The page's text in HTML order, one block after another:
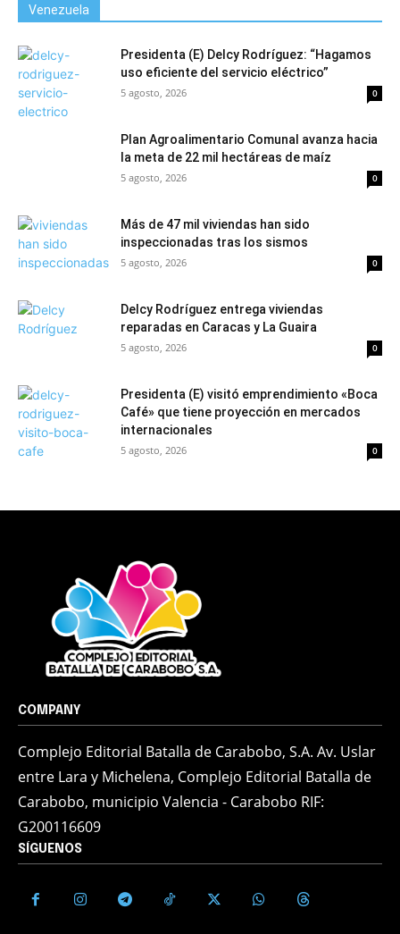
Venezuela
Presidenta (E) Delcy Rodríguez: “Hagamos
uso eficiente del servicio eléctrico”
5 agosto, 2026 0
Plan Agroalimentario Comunal avanza hacia
la meta de 22 mil hectáreas de maíz
5 agosto, 2026 0
Más de 47 mil viviendas han sido
inspeccionadas tras los sismos
5 agosto, 2026 0
Delcy Rodríguez entrega viviendas
reparadas en Caracas y La Guaira
5 agosto, 2026 0
Presidenta (E) visitó emprendimiento «Boca
Café» que tiene proyección en mercados
internacionales
5 agosto, 2026 0
COMPANY
Complejo Editorial Batalla de Carabobo, S.A. Av. Uslar
entre Lara y Michelena, Complejo Editorial Batalla de
Carabobo, municipio Valencia - Carabobo RIF:
G200116609
SÍGUENOS